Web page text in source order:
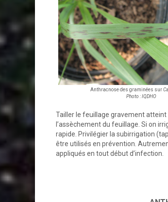
Anthracnose des graminées sur
Photo : IQDHO
Tailler le feuillage gravement
l’assèchement du feuillage. Si on
rapide. Privilégier la subirrigation
être utilisés en prévention.
appliqués en tout début d’infection.